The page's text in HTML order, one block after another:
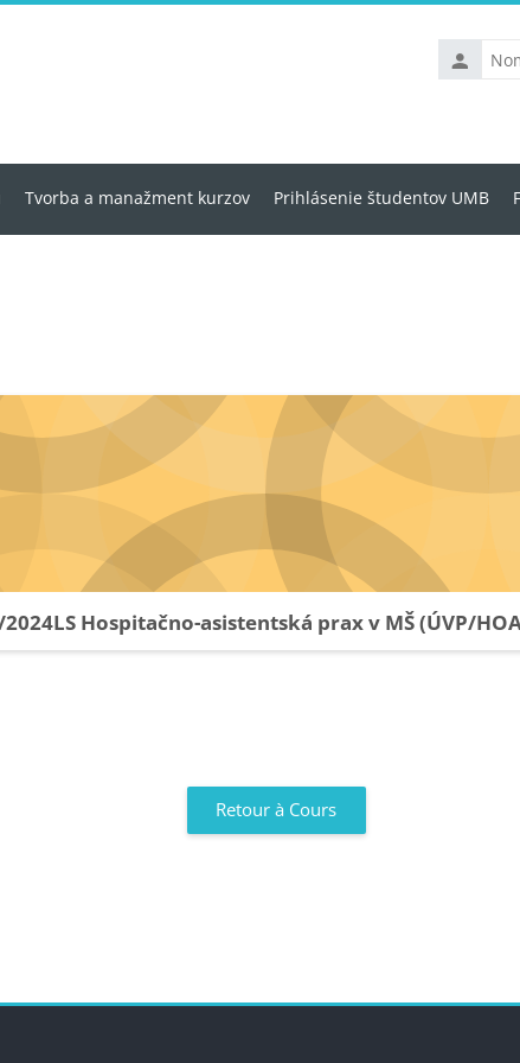
Nom
d’utilisateur
Tvorba a manažment kurzov Prihlásenie študentov UMB
Hospitačno-asistentská prax v MŠ (ÚVP/
Retour à Cours